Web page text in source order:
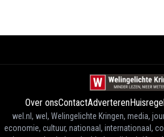
Over onsContactAdverteren
wel.nl, wel, Welingelichte Kringen, media,
economie, cultuur, nationaal, internationaal,